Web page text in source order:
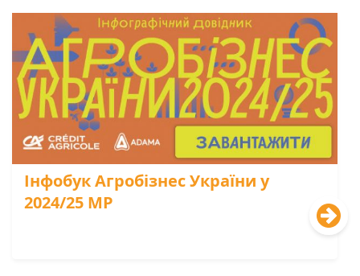
Інфобук Агробізнес України у
2024/25 МР